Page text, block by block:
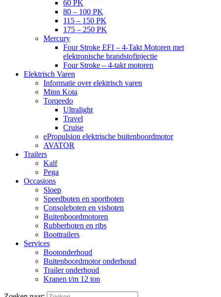
60 PK
80 – 100 PK
115 – 150 PK
175 – 250 PK
Mercury
Four Stroke EFI – 4-Takt Motoren met
elektronische brandstofinjectie
Four Stroke – 4-takt motoren
Elektrisch Varen
Informatie over elektrisch varen
Minn Kota
Torqeedo
Ultralight
Travel
Cruise
ePropulsion elektrische buitenboordmotor
AVATOR
Trailers
Kalf
Pega
Occasions
Sloep
Speedboten en sportboten
Consoleboten en visboten
Buitenboordmotoren
Rubberboten en ribs
Boottrailers
Services
Bootonderhoud
Buitenboordmotor onderhoud
Trailer onderhoud
Kranen t/m 12 ton